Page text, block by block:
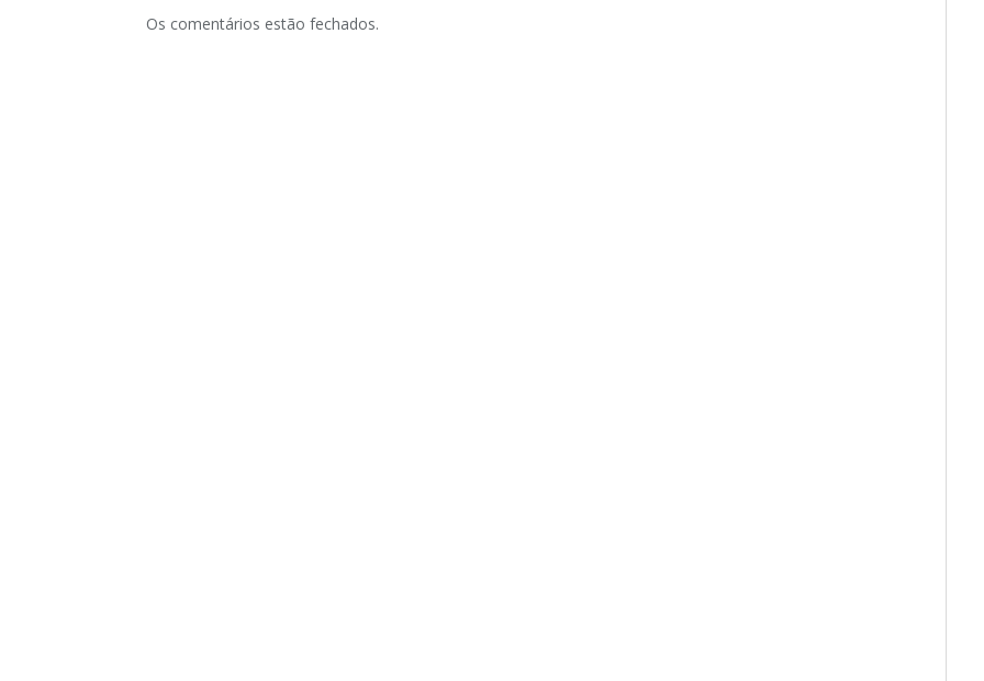
Os comentários estão fechados.